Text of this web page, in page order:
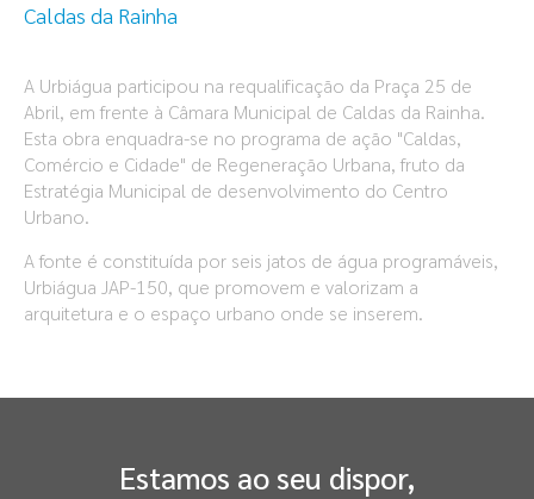
Caldas da Rainha
A Urbiágua participou na requalificação da Praça 25 de
Abril, em frente à Câmara Municipal de Caldas da Rainha.
Esta obra enquadra-se no programa de ação "Caldas,
Comércio e Cidade" de Regeneração Urbana, fruto da
Estratégia Municipal de desenvolvimento do Centro
Urbano.
A fonte é constituída por seis jatos de água programáveis,
Urbiágua JAP-150, que promovem e valorizam a
arquitetura e o espaço urbano onde se inserem.
Estamos ao seu dispor,